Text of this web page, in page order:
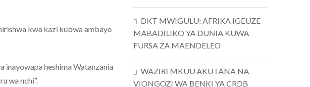
kwa kazi kubwa ambayo
inayowapa heshima Watanzania
wa nchi”.
DKT MWIGULU: AFRIKA IGEUZE
MABADILIKO YA DUNIA KUWA
FURSA ZA MAENDELEO
WAZIRI MKUU AKUTANA NA
VIONGOZI WA BENKI YA CRDB